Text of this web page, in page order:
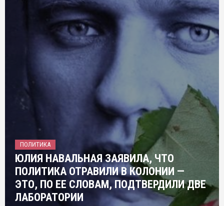
ПОЛИТИКА
ЮЛИЯ НАВАЛЬНАЯ ЗАЯВИЛА, ЧТО
ПОЛИТИКА ОТРАВИЛИ В КОЛОНИИ —
ЭТО, ПО ЕЕ СЛОВАМ, ПОДТВЕРДИЛИ ДВЕ
ЛАБОРАТОРИИ